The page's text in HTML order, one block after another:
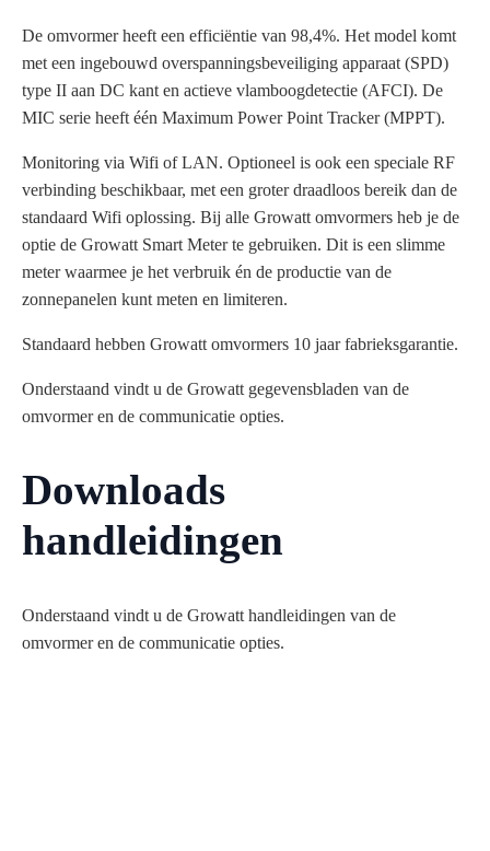
De omvormer heeft een efficiëntie van 98,4%. Het model komt
met een ingebouwd overspanningsbeveiliging apparaat (SPD)
type II aan DC kant en actieve vlamboogdetectie (AFCI). De
MIC serie heeft één Maximum Power Point Tracker (MPPT).
Monitoring via Wifi of LAN. Optioneel is ook een speciale RF
verbinding beschikbaar, met een groter draadloos bereik dan de
standaard Wifi oplossing. Bij alle Growatt omvormers heb je de
optie de Growatt Smart Meter te gebruiken. Dit is een slimme
meter waarmee je het verbruik én de productie van de
zonnepanelen kunt meten en limiteren.
Standaard hebben Growatt omvormers 10 jaar fabrieksgarantie.
Onderstaand vindt u de Growatt gegevensbladen van de
omvormer en de communicatie opties.
Downloads
handleidingen
Onderstaand vindt u de Growatt handleidingen van de
omvormer en de communicatie opties.